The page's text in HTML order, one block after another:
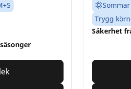
Sommar
Trygg
Säkerhet